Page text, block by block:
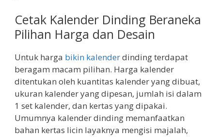
Cetak Kalender Dinding Beraneka
Pilihan Harga dan Desain
Untuk harga bikin kalenderdinding terdapat
beragam macam pilihan. Harga kalender
ditentukan oleh kuantitas kalender yang dibuat,
ukuran kalender yang dipesan, jumlah isi dalam
1 set kalender, dan kertas yang dipakai.
Umumnya kalender dinding memanfaatkan
bahan kertas licin layaknya mengisi majalah,